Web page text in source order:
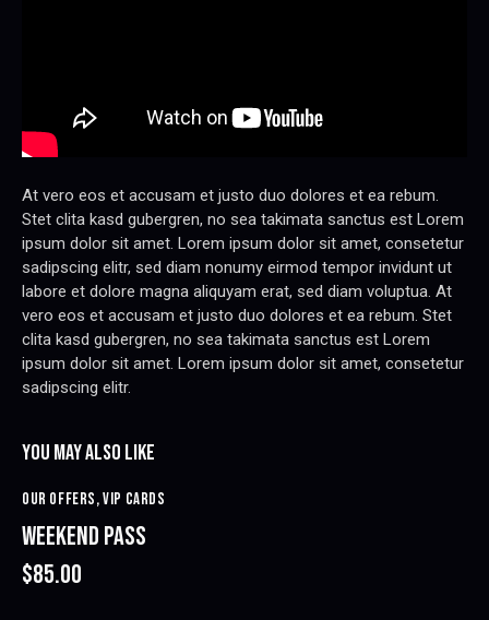
At vero eos et accusam et justo duo dolores et ea rebum.
Stet clita kasd gubergren, no sea takimata sanctus est Lorem
ipsum dolor sit amet. Lorem ipsum dolor sit amet, consetetur
sadipscing elitr, sed diam nonumy eirmod tempor invidunt ut
labore et dolore magna aliquyam erat, sed diam voluptua. At
vero eos et accusam et justo duo dolores et ea rebum. Stet
clita kasd gubergren, no sea takimata sanctus est Lorem
ipsum dolor sit amet. Lorem ipsum dolor sit amet, consetetur
sadipscing elitr.
YOU MAY ALSO LIKE
WEEKEND PASS
$85.00
OUR OFFERS,VIP CARDS